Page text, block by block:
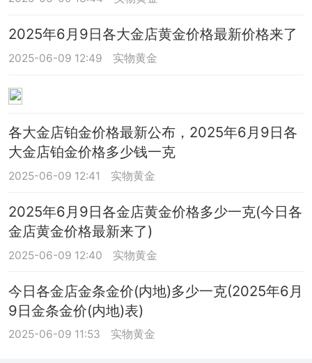
2025年6月9日各大金店黄金价格最新价格来了
2025-06-09 12:49 实物黄金
各大金店铂金价格最新公布，2025年6月9日各
大金店铂金价格多少钱一克
2025-06-09 12:41 实物黄金
2025年6月9日各金店黄金价格多少一克(今日各
金店黄金价格最新来了)
2025-06-09 12:40 实物黄金
今日各金店金条金价(内地)多少一克(2025年6月
9日金条金价(内地)表)
2025-06-09 11:53 实物黄金